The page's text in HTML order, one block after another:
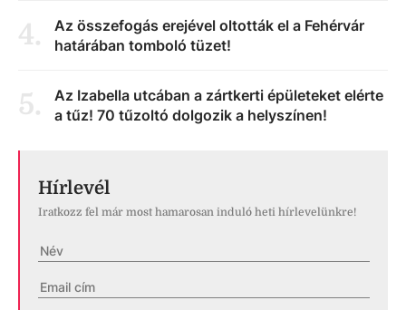
4.
Az összefogás erejével oltották el a Fehérvár
határában tomboló tüzet!
5.
Az Izabella utcában a zártkerti épületeket elérte
a tűz! 70 tűzoltó dolgozik a helyszínen!
Hírlevél
Iratkozz fel már most hamarosan induló heti hírlevelünkre!